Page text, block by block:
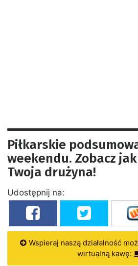
Piłkarskie
weekendu. Zobacz jak
Twoja drużyna!
Udostępnij na:
Wspieraj naszą działalność
wirtualną kawę: